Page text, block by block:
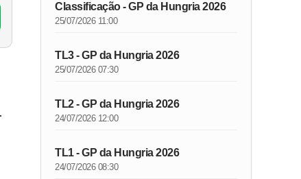
Classificação - GP da Hungria 2026
25/07/2026 11:00
TL3 - GP da Hungria 2026
25/07/2026 07:30
TL2 - GP da Hungria 2026
24/07/2026 12:00
TL1 - GP da Hungria 2026
24/07/2026 08:30